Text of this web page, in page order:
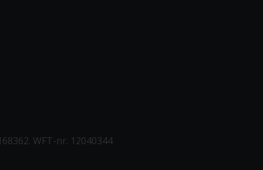
WFT-nr. 12040344